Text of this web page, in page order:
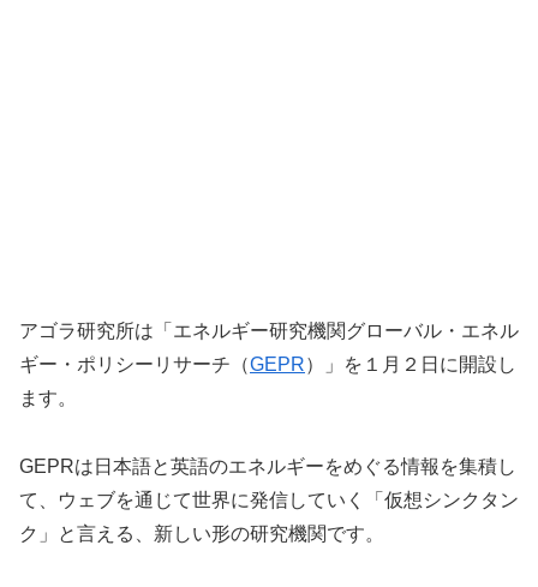
アゴラ研究所は「エネルギー研究機関グローバル・エネル
ギー・ポリシーリサーチ（GEPR）」を１月２日に開設し
ます。
GEPRは日本語と英語のエネルギーをめぐる情報を集積し
て、ウェブを通じて世界に発信していく「仮想シンクタン
ク」と言える、新しい形の研究機関です。